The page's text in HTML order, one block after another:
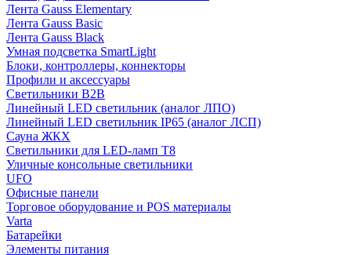
Лента Gauss Elementary
Лента Gauss Basic
Лента Gauss Black
Умная подсветка SmartLight
Блоки, контроллеры, коннекторы
Профили и аксессуары
Светильники B2B
Линейный LED светильник (аналог ЛПО)
Линейный LED светильник IP65 (аналог ЛСП)
Сауна ЖКХ
Светильники для LED-ламп T8
Уличные консольные светильники
UFO
Офисные панели
Торговое оборудование и POS материалы
Varta
Батарейки
Элементы питания